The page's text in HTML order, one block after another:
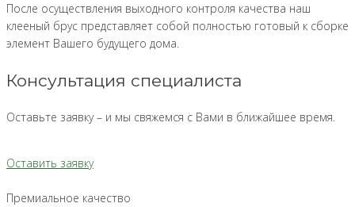
После осуществления выходного контроля качества наш
клееный брус представляет собой полностью готовый к сборке
элемент Вашего будущего дома.
Консультация специалиста
Оставьте заявку – и мы свяжемся с Вами в ближайшее время.
Оставить заявку
Премиальное качество